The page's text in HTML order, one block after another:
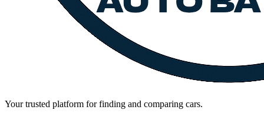
Your trusted platform for finding and comparing cars.